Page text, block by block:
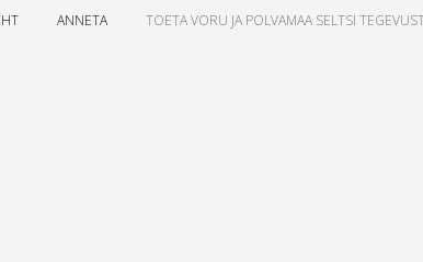
ANNETA TOETA VORU JA POLVAMAA SELTSI